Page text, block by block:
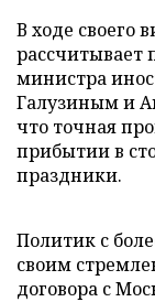
В ходе своего
рассчитывает
министра
Галузиным и
что точная
прибытии в
праздники.
Политик с
своим
договора с